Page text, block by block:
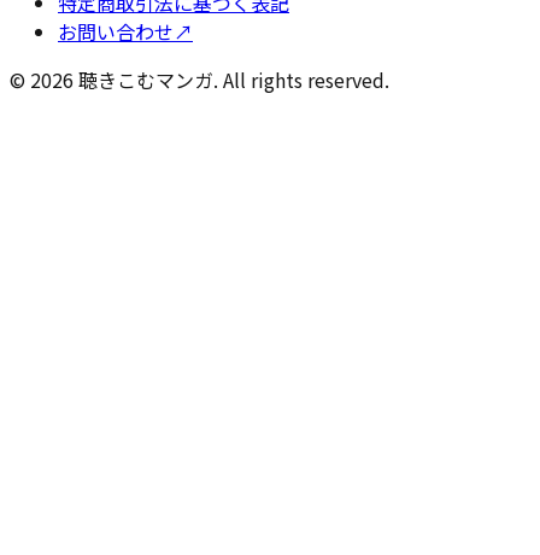
お問い合わせ↗
© 2026聴きこむマンガ. All rights reserved.